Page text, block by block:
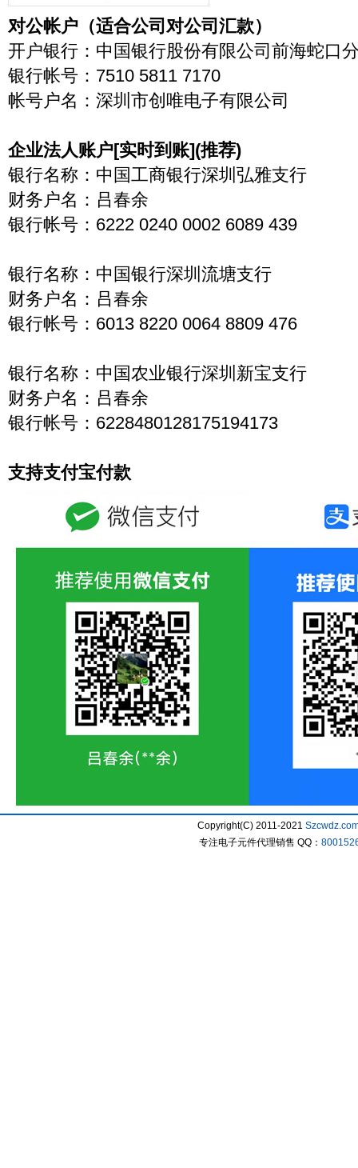
对公帐户（适合公司对公司汇款）
开户银行：中国银行股份有限公司前海蛇口
银行帐号：7510 5811 7170
帐号户名：深圳市创唯电子有限公司
企业法人账户[实时到账](推荐)
银行名称：中国工商银行深圳弘雅支行
财务户名：吕春余
银行帐号：6222 0240 0002 6089 439
银行名称：中国银行深圳流塘支行
财务户名：吕春余
银行帐号：6013 8220 0064 8809 476
银行名称：中国农业银行深圳新宝支行
财务户名：吕春余
银行帐号：6228480128175194173
支持支付宝付款
Copyright(C) 2011-2021
专注电子元件代理销售 QQ：